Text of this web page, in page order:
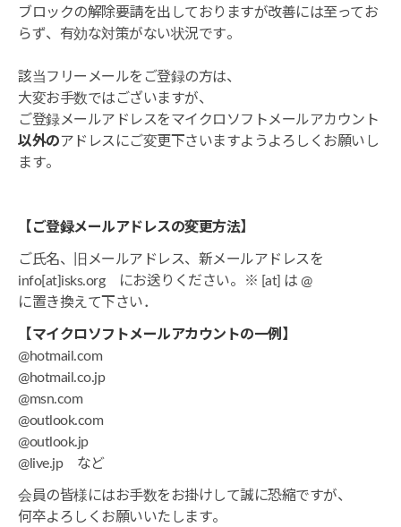
ブロックの解除要請を出しておりますが改善には至ってお
らず、有効な対策がない状況です。
該当フリーメールをご登録の方は、
大変お手数ではございますが、
ご登録メールアドレスをマイクロソフトメールアカウント
以外のアドレスにご変更下さいますようよろしくお願いし
ます。
【ご登録メールアドレスの変更方法】
ご氏名、旧メールアドレス、新メールアドレスを
info[at]isks.org にお送りください。※ [at] は @
に置き換えて下さい．
【マイクロソフトメールアカウントの一例】
@hotmail.com
@hotmail.co.jp
@msn.com
@outlook.com
@outlook.jp
@live.jp など
会員の皆様にはお手数をお掛けして誠に恐縮ですが、
何卒よろしくお願いいたします。